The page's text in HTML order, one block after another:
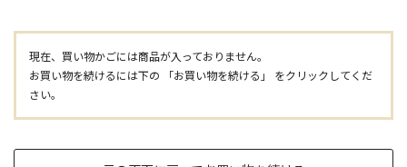
現在、買い物かごには商品が入っておりません。
お買い物を続けるには下の 「お買い物を続ける」 をクリックしてくだ
さい。